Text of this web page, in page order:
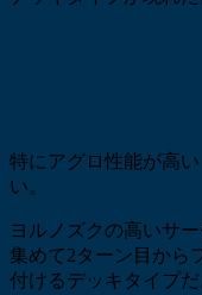
特にアグロ性能が高
い。
ヨルノズクの高いサ
集めて2ターン目から
付けるデッキタイプだ